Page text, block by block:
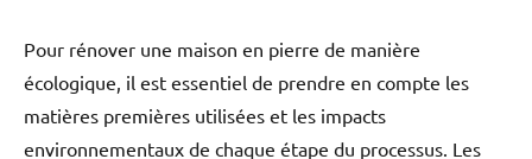
Pour rénover une maison en pierre de manière
écologique, il est essentiel de prendre en compte les
matières premières utilisées et les impacts
environnementaux de chaque étape du processus. Les